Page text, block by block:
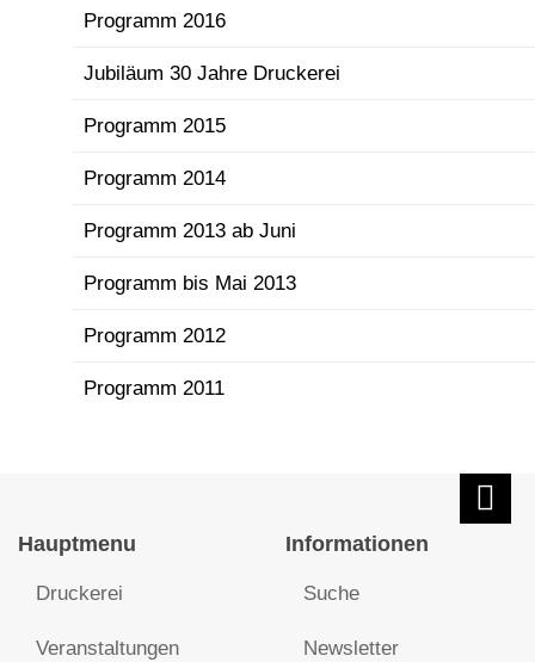
Programm 2016
Jubiläum 30 Jahre Druckerei
Programm 2015
Programm 2014
Programm 2013 ab Juni
Programm bis Mai 2013
Programm 2012
Programm 2011
Hauptmenu
Druckerei
Veranstaltungen
Informationen
Suche
Newsletter